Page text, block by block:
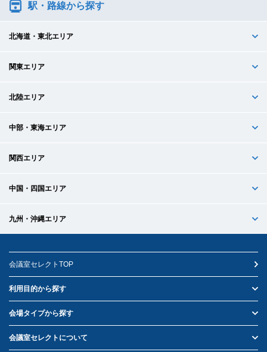
駅・路線から探す
北海道・東北エリア
関東エリア
北陸エリア
中部・東海エリア
関西エリア
中国・四国エリア
九州・沖縄エリア
会議室セレクトTOP
利用目的から探す
会場タイプから探す
会議室セレクトについて